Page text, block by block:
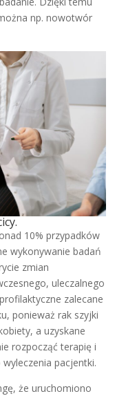
np. nowotwór
10% przypadków
wykonywanie badań
zmian
uleczalnego
zalecane
ponieważ rak szyjki
a uzyskane
rozpocząć terapię i
pacjentki.
że uruchomiono